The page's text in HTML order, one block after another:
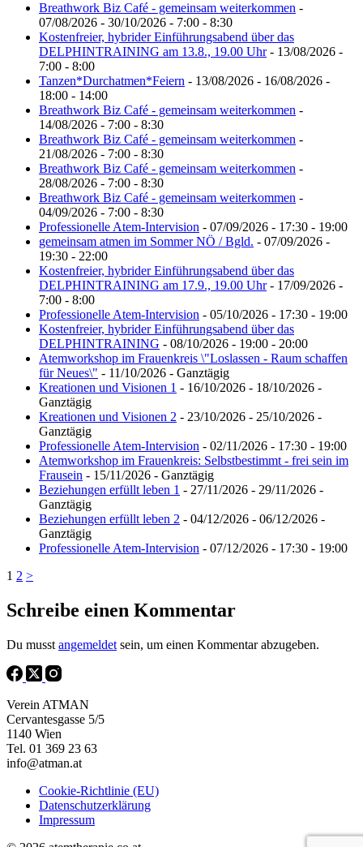
Breathwork Biz Café - gemeinsam weiterkommen -
07/08/2026 - 30/10/2026 - 7:00 - 8:30
Kostenfreier, hybrider Einführungsabend über das
DELPHINTRAINING am 13.8., 19.00 Uhr- 13/08/2026 -
7:00 - 8:00
Tanzen*Durchatmen*Feiern - 13/08/2026 - 16/08/2026 -
18:00 - 14:00
Breathwork Biz Café - gemeinsam weiterkommen -
14/08/2026 - 7:00 - 8:30
Breathwork Biz Café - gemeinsam weiterkommen -
21/08/2026 - 7:00 - 8:30
Breathwork Biz Café - gemeinsam weiterkommen -
28/08/2026 - 7:00 - 8:30
Breathwork Biz Café - gemeinsam weiterkommen -
04/09/2026 - 7:00 - 8:30
Professionelle Atem-Intervision - 07/09/2026 - 17:30 - 19:00
gemeinsam atmen im Sommer NÖ / Bgld. - 07/09/2026 -
19:30 - 22:00
Kostenfreier, hybrider Einführungsabend über das
DELPHINTRAINING am 17.9., 19.00 Uhr- 17/09/2026 -
7:00 - 8:00
Professionelle Atem-Intervision - 05/10/2026 - 17:30 - 19:00
Kostenfreier, hybrider Einführungsabend über das
DELPHINTRAINING - 08/10/2026 - 19:00 - 20:00
Atemworkshop im Frauenkreis \"Loslassen - Raum schaffen
für Neues\" - 11/10/2026 - Ganztägig
Kreationen und Visionen 1 - 16/10/2026 - 18/10/2026 -
Ganztägig
Kreationen und Visionen 2 - 23/10/2026 - 25/10/2026 -
Ganztägig
Professionelle Atem-Intervision - 02/11/2026 - 17:30 - 19:00
Atemworkshop im Frauenkreis: Selbstbestimmt - frei sein im
Frausein - 15/11/2026 - Ganztägig
Beziehungen erfüllt leben 1 - 27/11/2026 - 29/11/2026 -
Ganztägig
Beziehungen erfüllt leben 2 - 04/12/2026 - 06/12/2026 -
Ganztägig
Professionelle Atem-Intervision - 07/12/2026 - 17:30 - 19:00
1 2 >
Schreibe einen Kommentar
Du musst angemeldet sein, um einen Kommentar abzugeben.
Verein ATMAN
Cervantesgasse 5/5
1140 Wien
Tel. 01 369 23 63
info@atman.at
Cookie-Richtlinie (EU)
Datenschutzerklärung
Impressum